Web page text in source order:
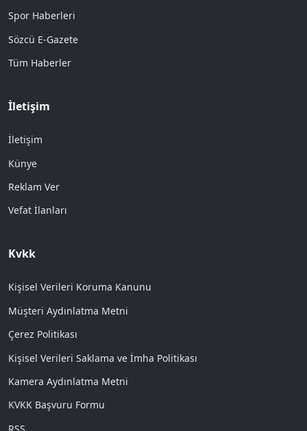
Spor Haberleri
Sözcü E-Gazete
Tüm Haberler
İletişim
İletişim
Künye
Reklam Ver
Vefat İlanları
Kvkk
Kişisel Verileri Koruma Kanunu
Müşteri Aydınlatma Metni
Çerez Politikası
Kişisel Verileri Saklama ve İmha Politikası
Kamera Aydınlatma Metni
KVKK Başvuru Formu